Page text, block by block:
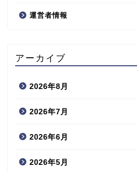
運営者情報
アーカイブ
2026年8月
2026年7月
2026年6月
2026年5月